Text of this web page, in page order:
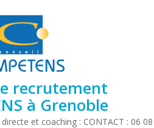
recrutement
à Grenoble
et coaching : CONTACT : 06 08